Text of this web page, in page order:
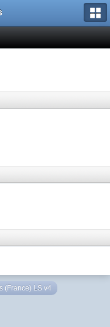
(France) LS v4